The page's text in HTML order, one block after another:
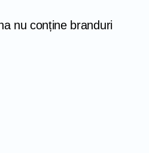
nu conține branduri